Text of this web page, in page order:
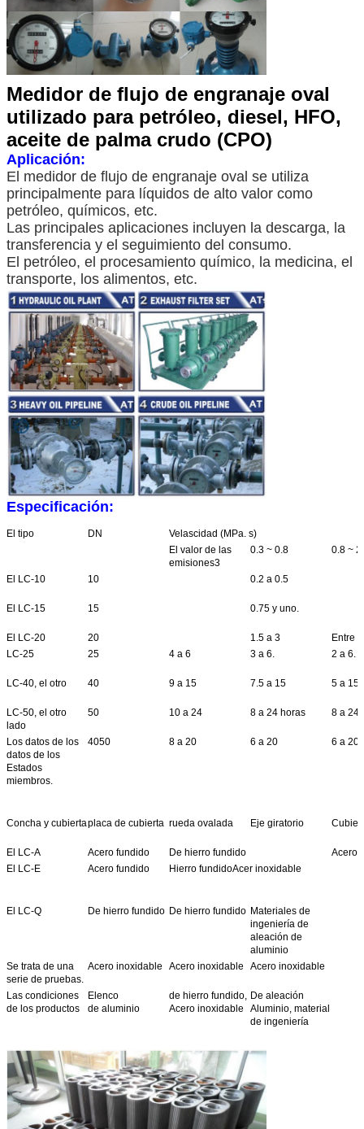
Medidor de flujo de engranaje oval
utilizado para petróleo, diesel, HFO,
aceite de palma crudo (CPO)
Aplicación:
El medidor de flujo de engranaje oval se utiliza
principalmente para líquidos de alto valor como
petróleo, químicos, etc.
Las principales aplicaciones incluyen la descarga, la
transferencia y el seguimiento del consumo.
El petróleo, el procesamiento químico, la medicina, el
transporte, los alimentos, etc.
Especificación:
El tipo DN
Velascidad (MPa. s)
El valor de las
emisiones3
0.3 ~ 0.8 0.8 ~ 2
El LC-10 10 0.2 a 0.5
El LC-15 15 0.75 y uno.
El LC-20 20 1.5 a 3
Entre
LC-25
25 4 a 6 3 a 6. 2 a 6.
LC-40, el otro 40 9 a 15 7.5 a 15 5 a 15
LC-50, el otro
lado
50 10 a 24 8 a 24 horas 8 a 24
Los datos de los
datos de los
Estados
miembros.
4050 8 a 20 6 a 20 6 a 20
de seguridad.
El LC-100
100 67 a 100
34 a
El LC-150
150 38 a 120 38 a 120
LC-250 y
0.5
"gal/h" podría ser ordenado especialmente.
Concha y cubiertaplaca de cubierta rueda ovalada Eje giratorio
El LC-A Acero fundido De hierro fundido
Acero
El LC-E
Acero fundido Hierro fundidoAcer inoxidable
El LC-Q De hierro fundido De hierro fundido Materiales de
ingeniería de
aleación de
aluminio
Se trata de una
serie de pruebas.
Acero inoxidable Acero inoxidable Acero inoxidable
Las condiciones
de los productos
Elenco
de aluminio
de hierro fundido,
Acero inoxidable
De aleación
Aluminio, material
de ingeniería
Las notas:1. OCr18Ni12Mo2Ti para el tipo LC-C; OCr18Ni9Ti para el tipo LC-B.
2La brida es convexa a menos de 2,5 MPa y la rugosidad a 6,3 MPa, y ambas a